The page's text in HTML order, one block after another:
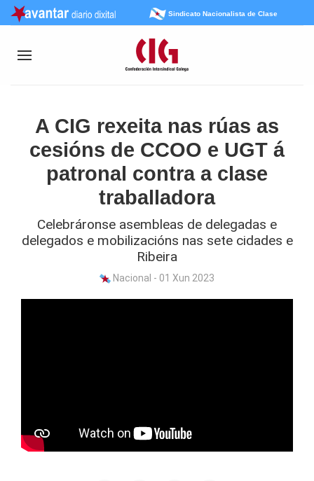
Sindicato Nacionalista de Clase
A CIG rexeita nas rúas as
cesións de CCOO e UGT á
patronal contra a clase
traballadora
Celebráronse asembleas de delegadas e
delegados e mobilizacións nas sete cidades e
Ribeira
Nacional - 01 Xun 2023